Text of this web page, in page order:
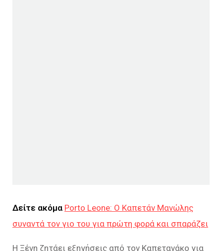
Δείτε ακόμα Porto Leone: Ο Καπετάν Μανώλης
συναντά τον γιο του για πρώτη φορά και σπαράζει
Η Ξένη ζητάει εξηγήσεις από τον Καπετανάκο για